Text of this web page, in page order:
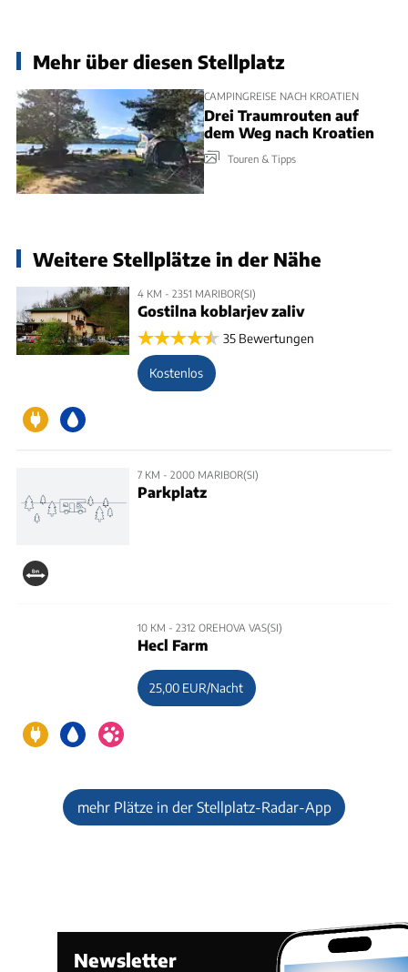
Mehr über diesen Stellplatz
CAMPINGREISE NACH KROATIEN
Drei Traumrouten auf
dem Weg nach Kroatien
Touren & Tipps
Weitere Stellplätze in der Nähe
4 KM - 2351 MARIBOR(SI)
Gostilna koblarjev zaliv
35 Bewertungen
Kostenlos
7 KM - 2000 MARIBOR(SI)
Parkplatz
10 KM - 2312 OREHOVA VAS(SI)
Hecl Farm
25,00 EUR/Nacht
mehr Plätze in der Stellplatz-Radar-App
Newsletter